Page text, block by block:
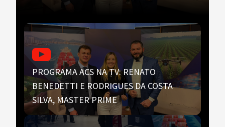
PROGRAMA ACS NA TV: RENATO
BENEDETTI E RODRIGUES DA COSTA
SILVA, MASTER PRIME